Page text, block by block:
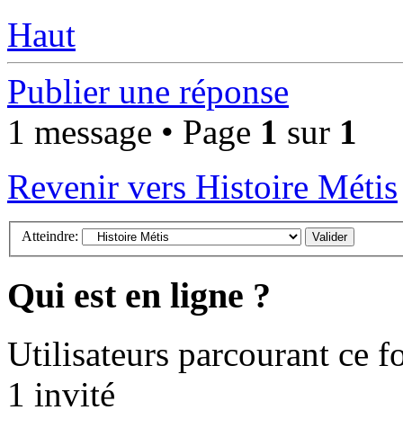
Haut
Publier une réponse
1 message • Page 1 sur 1
Revenir vers Histoire Métis
Atteindre:
Qui est en ligne ?
Utilisateurs parcourant ce
1 invité